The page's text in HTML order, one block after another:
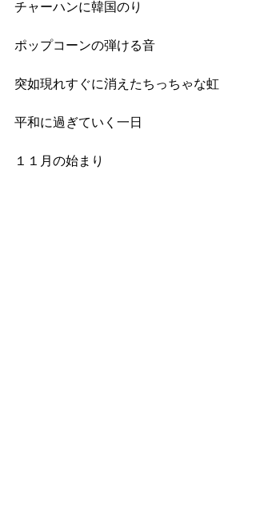
チャーハンに韓国のり
ポップコーンの弾ける音
突如現れすぐに消えたちっちゃな虹
平和に過ぎていく一日
１１月の始まり